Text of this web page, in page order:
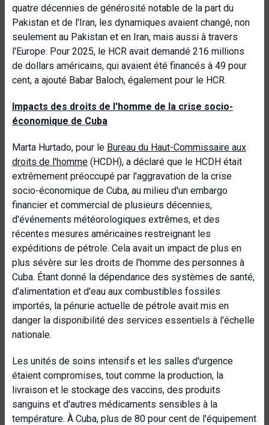
quatre décennies de générosité notable de la part du
Pakistan et de l'Iran, les dynamiques avaient changé, non
seulement au Pakistan et en Iran, mais aussi à travers
l'Europe. Pour 2025, le HCR avait demandé 216 millions
de dollars américains, qui avaient été financés à 49 pour
cent, a ajouté Babar Baloch, également pour le HCR.
Impacts des droits de l'homme de la crise socio-
économique de Cuba
Marta Hurtado, pour le Bureau du Haut-Commissaire aux
droits de l'homme (HCDH), a déclaré que le HCDH était
extrêmement préoccupé par l'aggravation de la crise
socio-économique de Cuba, au milieu d'un embargo
financier et commercial de plusieurs décennies,
d'événements météorologiques extrêmes, et des
récentes mesures américaines restreignant les
expéditions de pétrole. Cela avait un impact de plus en
plus sévère sur les droits de l'homme des personnes à
Cuba. Étant donné la dépendance des systèmes de santé,
d'alimentation et d'eau aux combustibles fossiles
importés, la pénurie actuelle de pétrole avait mis en
danger la disponibilité des services essentiels à l'échelle
nationale.
Les unités de soins intensifs et les salles d'urgence
étaient compromises, tout comme la production, la
livraison et le stockage des vaccins, des produits
sanguins et d'autres médicaments sensibles à la
température. À Cuba, plus de 80 pour cent de l'équipement